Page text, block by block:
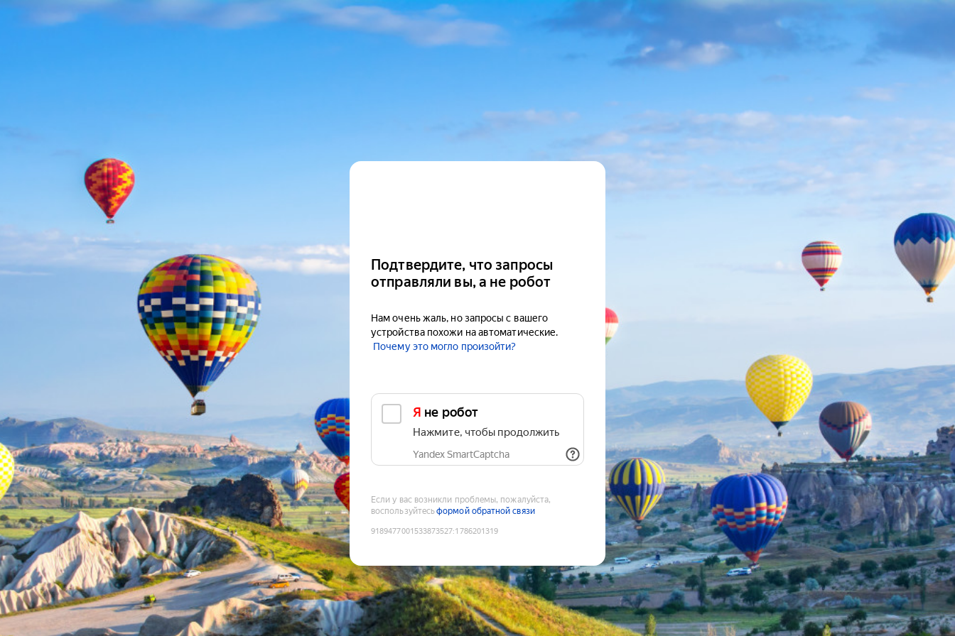
Подтвердите, что запросы
отправляли вы, а не робот
Нам очень жаль, но запросы с вашего
устройства похожи на автоматические.
Почему это могло произойти?
Я не робот
Нажмите, чтобы продолжить
Yandex SmartCaptcha
Если у вас возникли проблемы, пожалуйста,
воспользуйтесьформой обратной связи
9189477001533873527:1786201319